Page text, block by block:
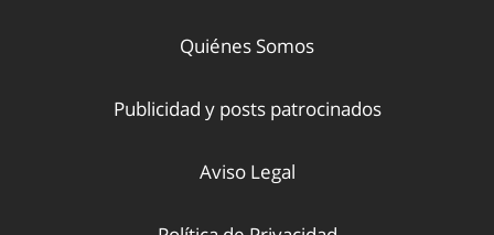
Quiénes Somos
Publicidad y posts patrocinados
Aviso Legal